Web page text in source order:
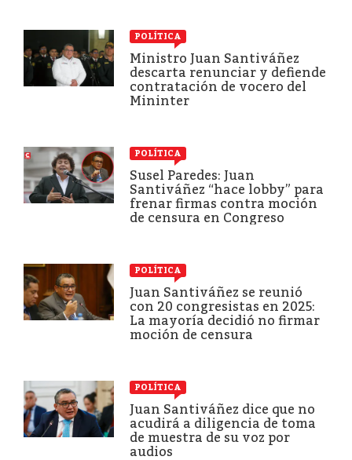
POLÍTICA
Ministro Juan Santiváñez
descarta renunciar y defiende
contratación de vocero del
Mininter
POLÍTICA
Susel Paredes: Juan
Santiváñez “hace lobby” para
frenar firmas contra moción
de censura en Congreso
POLÍTICA
Juan Santiváñez se reunió
con 20 congresistas en 2025:
La mayoría decidió no firmar
moción de censura
POLÍTICA
Juan Santiváñez dice que no
acudirá a diligencia de toma
de muestra de su voz por
audios